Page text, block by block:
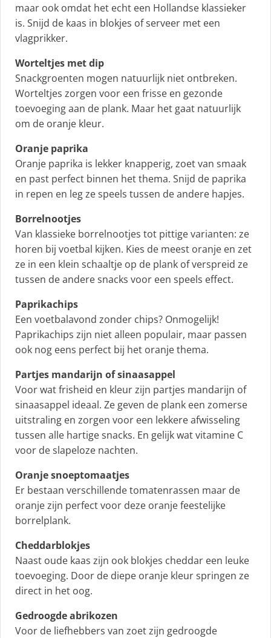
maar ook omdat het echt een Hollandse klassieker
is. Snijd de kaas in blokjes of serveer met een
vlagprikker.
Worteltjes met dip
Snackgroenten mogen natuurlijk niet ontbreken.
Worteltjes zorgen voor een frisse en gezonde
toevoeging aan de plank. Maar het gaat natuurlijk
om de oranje kleur.
Oranje paprika
Oranje paprika is lekker knapperig, zoet van smaak
en past perfect binnen het thema. Snijd de paprika
in repen en leg ze speels tussen de andere hapjes.
Borrelnootjes
Van klassieke borrelnootjes tot pittige varianten: ze
horen bij voetbal kijken. Kies de meest oranje en zet
ze in een klein schaaltje op de plank of verspreid ze
tussen de andere snacks voor een speels effect.
Paprikachips
Een voetbalavond zonder chips? Onmogelijk!
Paprikachips zijn niet alleen populair, maar passen
ook nog eens perfect bij het oranje thema.
Partjes mandarijn of sinaasappel
Voor wat frisheid en kleur zijn partjes mandarijn of
sinaasappel ideaal. Ze geven de plank een zomerse
uitstraling en zorgen voor een lekkere afwisseling
tussen alle hartige snacks. En gelijk wat vitamine C
voor de slapeloze nachten.
Oranje snoeptomaatjes
Er bestaan verschillende tomatenrassen maar de
oranje zijn perfect voor deze oranje feestelijke
borrelplank.
Cheddarblokjes
Naast oude kaas zijn ook blokjes cheddar een leuke
toevoeging. Door de diepe oranje kleur springen ze
direct in het oog.
Gedroogde abrikozen
Voor de liefhebbers van zoet zijn gedroogde